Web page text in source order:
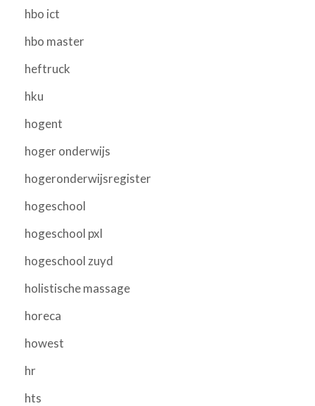
hbo ict
hbo master
heftruck
hku
hogent
hoger onderwijs
hogeronderwijsregister
hogeschool
hogeschool pxl
hogeschool zuyd
holistische massage
horeca
howest
hr
hts